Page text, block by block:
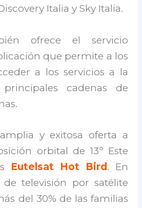
Italia y Sky Italia.
ofrece el servicio
que permite a los
a los servicios a la
cadenas de
y exitosa oferta a
orbital de 13º Este
Eutelsat Hot Bird . En
televisión por satélite
del 30% de las familias